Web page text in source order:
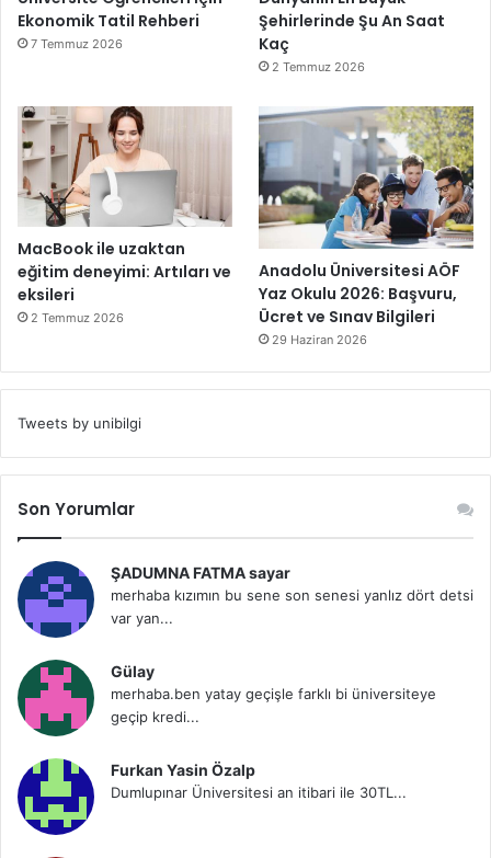
Ekonomik Tatil Rehberi
7 Temmuz 2026
Şehirlerinde Şu An Saat
Kaç
2 Temmuz 2026
MacBook ile uzaktan
eğitim deneyimi: Artıları ve
eksileri
2 Temmuz 2026
Anadolu Üniversitesi AÖF
Yaz Okulu 2026: Başvuru,
Ücret ve Sınav Bilgileri
29 Haziran 2026
Tweets by unibilgi
Son Yorumlar
ŞADUMNA FATMA sayar
merhaba kızımın bu sene son senesi yanlız dört detsi
var yan...
Gülay
merhaba.ben yatay geçişle farklı bi üniversiteye
geçip kredi...
Furkan Yasin Özalp
Dumlupınar Üniversitesi an itibari ile 30TL...